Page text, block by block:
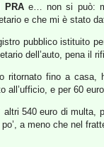
PRAe… non si può:
e che mi è stato
pubblico istituito
dell’auto, pena il
ritornato fino a
all’ufficio, e per 60
540 euro di
a meno che nel